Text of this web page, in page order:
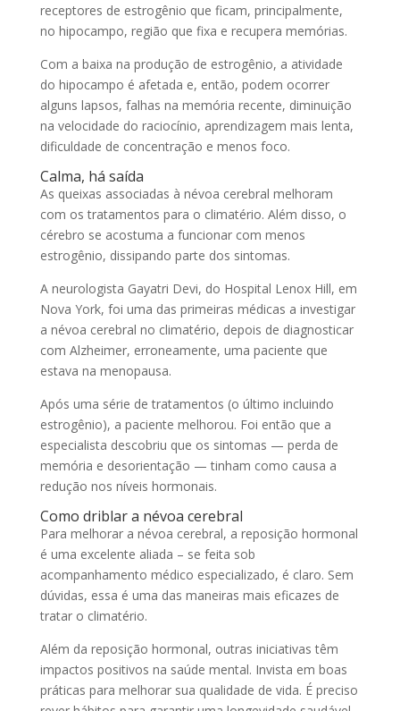
receptores de estrogênio que ficam, principalmente,
no hipocampo, região que fixa e recupera memórias.
Com a baixa na produção de estrogênio, a atividade
do hipocampo é afetada e, então, podem ocorrer
alguns lapsos, falhas na memória recente, diminuição
na velocidade do raciocínio, aprendizagem mais lenta,
dificuldade de concentração e menos foco.
Calma, há saída
As queixas associadas à névoa cerebral melhoram
com os tratamentos para o climatério. Além disso, o
cérebro se acostuma a funcionar com menos
estrogênio, dissipando parte dos sintomas.
A neurologista Gayatri Devi, do Hospital Lenox Hill, em
Nova York, foi uma das primeiras médicas a investigar
a névoa cerebral no climatério, depois de diagnosticar
com Alzheimer, erroneamente, uma paciente que
estava na menopausa.
Após uma série de tratamentos (o último incluindo
estrogênio), a paciente melhorou. Foi então que a
especialista descobriu que os sintomas — perda de
memória e desorientação — tinham como causa a
redução nos níveis hormonais.
Como driblar a névoa cerebral
Para melhorar a névoa cerebral, a reposição hormonal
é uma excelente aliada – se feita sob
acompanhamento médico especializado, é claro. Sem
dúvidas, essa é uma das maneiras mais eficazes de
tratar o climatério.
Além da reposição hormonal, outras iniciativas têm
impactos positivos na saúde mental. Invista em boas
práticas para melhorar sua qualidade de vida. É preciso